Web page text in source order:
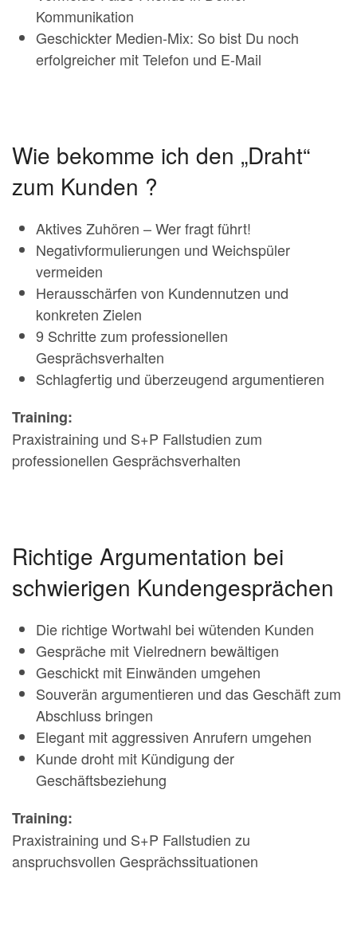
Kommunikation
Geschickter Medien-Mix: So bist Du noch
erfolgreicher mit Telefon und E-Mail
Wie bekomme ich den „Draht“
zum Kunden ?
Aktives Zuhören – Wer fragt führt!
Negativformulierungen und Weichspüler
vermeiden
Herausschärfen von Kundennutzen und
konkreten Zielen
9 Schritte zum professionellen
Gesprächsverhalten
Schlagfertig und überzeugend argumentieren
Training:
Praxistraining und S+P Fallstudien zum
professionellen Gesprächsverhalten
Richtige Argumentation bei
schwierigen Kundengesprächen
Die richtige Wortwahl bei wütenden Kunden
Gespräche mit Vielrednern bewältigen
Geschickt mit Einwänden umgehen
Souverän argumentieren und das Geschäft zum
Abschluss bringen
Elegant mit aggressiven Anrufern umgehen
Kunde droht mit Kündigung der
Geschäftsbeziehung
Training:
Praxistraining und S+P Fallstudien zu
anspruchsvollen Gesprächssituationen